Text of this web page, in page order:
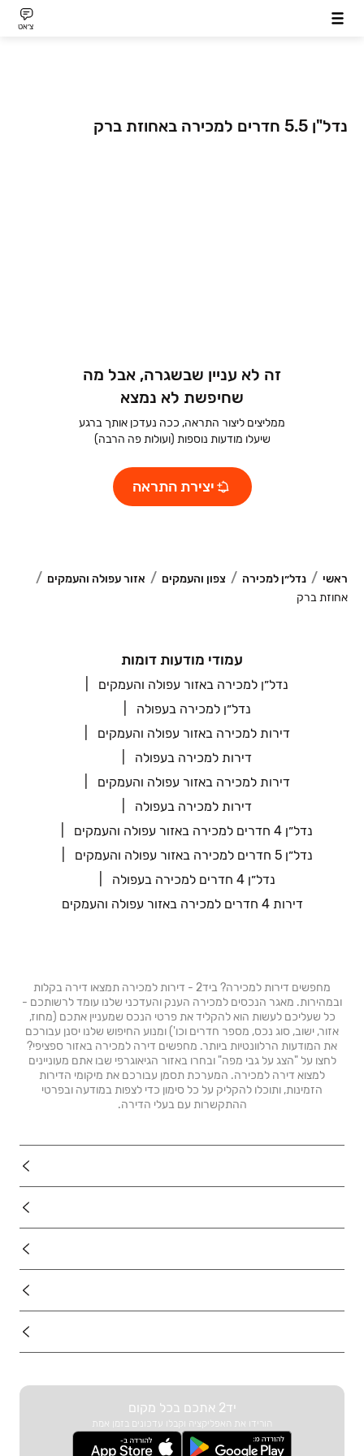
צ׳אט
נדל"ן 5.5 חדרים למכירה באחוזת ברק
זה לא עניין שבשגרה, אבל מה
שחיפשת לא נמצא
ממליצים ליצור התראה, ככה נעדכן אותך ברגע
שיעלו מודעות נוספות (ועולות פה הרבה)
יצירת התראה
ראשי נדל״ן למכירה צפון והעמקים
אזור עפולה והעמקים
אחוזת ברק
עמודי מודעות דומות
נדל״ן למכירה באזור עפולה והעמקים
נדל״ן למכירה בעפולה
דירות למכירה באזור עפולה והעמקים
דירות למכירה בעפולה
דירות למכירה באזור עפולה והעמקים
דירות למכירה בעפולה
נדל״ן 4 חדרים למכירה באזור עפולה והעמקים
נדל״ן 5 חדרים למכירה באזור עפולה והעמקים
נדל״ן 4 חדרים למכירה בעפולה
דירות 4 חדרים למכירה באזור עפולה והעמקים
מחפשים דירות למכירה? ביד2 - דירות למכירה תמצאו דירה בקלות
ובמהירות. מאגר הנכסים למכירה הענק והעדכני שלנו עומד לרשותכם -
כל שעליכם לעשות הוא להקליד את פרטי הנכס שמעניין אתכם (מחוז,
אזור, ישוב, סוג נכס, מספר חדרים וכו') ומנוע החיפוש שלנו יסנן עבורכם
את המודעות הרלוונטיות ביותר. מחפשים דירה למכירה באזור ספציפי?
לחצו על "הצג על גבי מפה" ובחרו באזור הגיאוגרפי שבו אתם מעוניינים
למצוא דירה למכירה. המערכת תסמן עבורכם את מיקומי הדירות
הזמינות, ותוכלו להקליק על כל סימון כדי לצפות במודעה ובפרטי
ההתקשרות עם בעלי הדירה.
יד2 אתכם בכל מקום
הורידו את האפליקציה וקבלו עדכונים בזמן אמת